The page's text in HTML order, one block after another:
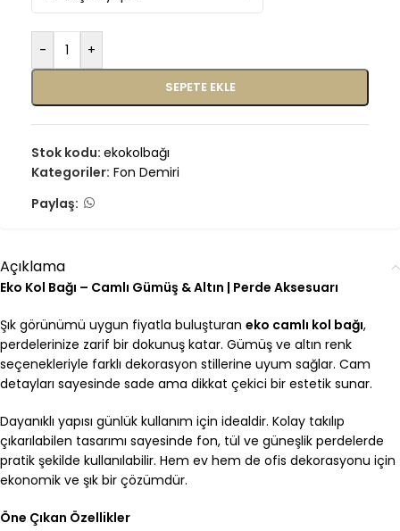
- +
SEPETE EKLE
Stok kodu: ekokolbağı
Kategoriler: Fon Demiri
Paylaş:
Açıklama
Eko Kol Bağı – Camlı Gümüş & Altın | Perde Aksesuarı
Şık görünümü uygun fiyatla buluşturan eko camlı kol bağı,
perdelerinize zarif bir dokunuş katar. Gümüş ve altın renk
seçenekleriyle farklı dekorasyon stillerine uyum sağlar. Cam
detayları sayesinde sade ama dikkat çekici bir estetik sunar.
Dayanıklı yapısı günlük kullanım için idealdir. Kolay takılıp
çıkarılabilen tasarımı sayesinde fon, tül ve güneşlik perdelerde
pratik şekilde kullanılabilir. Hem ev hem de ofis dekorasyonu için
ekonomik ve şık bir çözümdür.
Öne Çıkan Özellikler